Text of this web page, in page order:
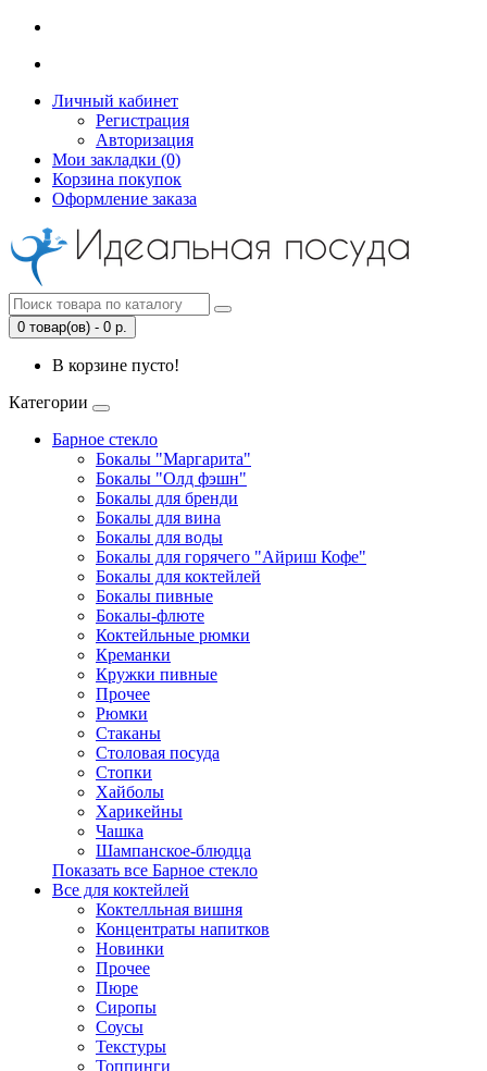
Личный кабинет
Регистрация
Авторизация
Мои закладки (0)
Корзина покупок
Оформление заказа
0 товар(ов) - 0 р.
В корзине пусто!
Категории
Барное стекло
Бокалы "Маргарита"
Бокалы "Олд фэшн"
Бокалы для бренди
Бокалы для вина
Бокалы для воды
Бокалы для горячего "Айриш Кофе"
Бокалы для коктейлей
Бокалы пивные
Бокалы-флюте
Коктейльные рюмки
Креманки
Кружки пивные
Прочее
Рюмки
Стаканы
Столовая посуда
Стопки
Хайболы
Харикейны
Чашка
Шампанское-блюдца
Показать все Барное стекло
Все для коктейлей
Коктелльная вишня
Концентраты напитков
Новинки
Прочее
Пюре
Сиропы
Соусы
Текстуры
Топпинги